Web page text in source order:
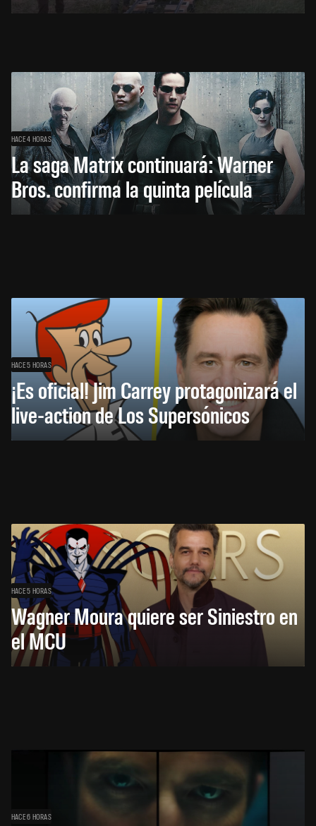
HACE 4 HORAS
La saga Matrix continuará: Warner
Bros. confirma la quinta película
HACE 5 HORAS
¡Es oficial! Jim Carrey protagonizará el
live-action de Los Supersónicos
HACE 5 HORAS
Wagner Moura quiere ser Siniestro en
el MCU
HACE 6 HORAS